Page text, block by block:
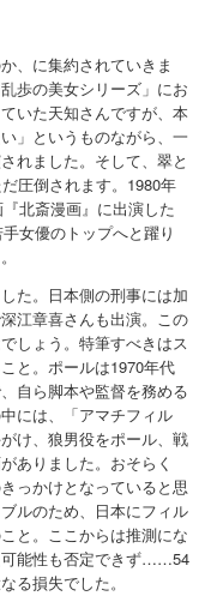
、に集約されていきま
歩の美女シリーズ」にお
いた天知さんですが、本
」というものながら、一
れました。そして、翠と
圧倒されます。1980年
北斎漫画』に出演した
女優のトップへと躍り
た。日本側の刑事には加
江章喜さんも出演。この
しょう。特筆すべきはス
と。ポールは1970年代
自ら脚本や監督を務める
には、「アマチフィル
け、狼男役をポール、戦
ありました。おそらく
っかけとなっていると思
ルのため、日本にフィル
と。ここからは推測にな
可能性も否定できず……54
る損失でした。